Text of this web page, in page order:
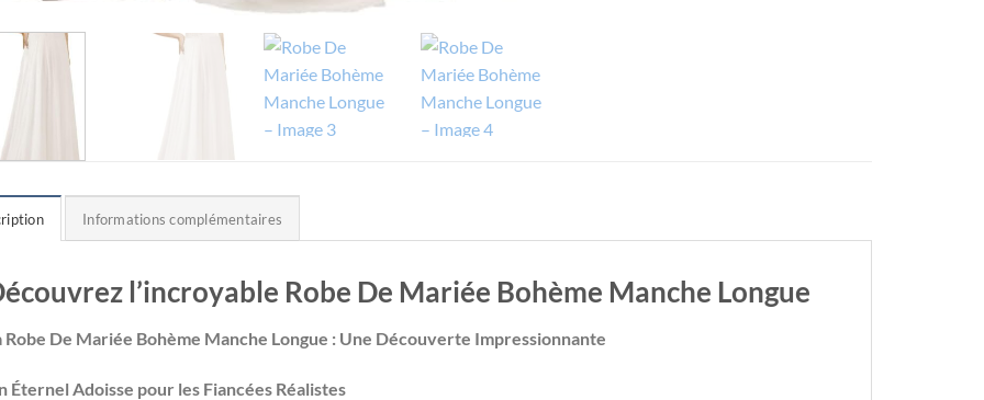
Informations complémentaires
l’incroyable Robe De Mariée Bohème Manche Longue
Robe De Mariée Bohème Manche Longue : Une Découverte Impressionnante
Éternel Adoisse pour les Fiancées Réalistes